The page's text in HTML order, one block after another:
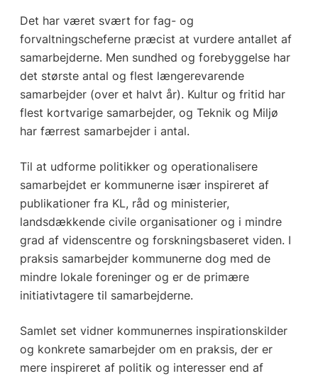
Det har været svært for fag- og
forvaltningscheferne præcist at vurdere antallet af
samarbejderne. Men sundhed og forebyggelse har
det største antal og flest længerevarende
samarbejder (over et halvt år). Kultur og fritid har
flest kortvarige samarbejder, og Teknik og Miljø
har færrest samarbejder i antal.
Til at udforme politikker og operationalisere
samarbejdet er kommunerne især inspireret af
publikationer fra KL, råd og ministerier,
landsdækkende civile organisationer og i mindre
grad af videnscentre og forskningsbaseret viden. I
praksis samarbejder kommunerne dog med de
mindre lokale foreninger og er de primære
initiativtagere til samarbejderne.
Samlet set vidner kommunernes inspirationskilder
og konkrete samarbejder om en praksis, der er
mere inspireret af politik og interesser end af